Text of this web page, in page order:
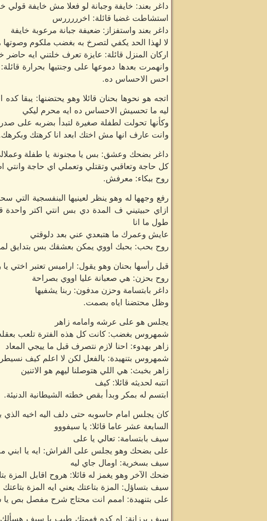
داغر بعند: خايفة وجبانة لو فعلا مش خايفة قولي
استشاطت غضبا قائلة: اخرررررس
داغر بعند واستفزاز: ضعيفة جبانة مرعوبة خايفة
لا لهذا الحد يكفي لتصرخ به بغضب ملكوم وصوتها
اركان المنزل قائلة: عايزة تعرف خلتني ايه
وانهمرت بعدها دموعها على وجنتيها بحرارة
احس الاحساس ده.
اتجه هو نحوها بحنان قائلا وهو يحتضنها: يبقا
ليه ما تحسيش الاحساس ده ايه محرم ليكي
وكأنها تحولت لطفلة صغيرة لتبدأ بضربه على
وانت عارف انها مش اختك ابعد انا كرهتك
داغر بضحك وعشق: بس يا مجنونة يا طفلة وعملالي
كل حاجة وتعاقبي وتقتلي وتعملي اي حاجة
روح ببكاء: معرفش.
رفع وجهها له وهو ينظر لعينيها البنفسجية
ازاي حبيتيني ف المدة دي بس انتي اكتر واحدة
طول ما انا
عايش وعمرك ما هتبعدي عني بعد دلوقتي
روح بحب: بحبك اووي يمكن بعشقك بس بتدايق لما
قبل رأسها بحنان وهو يقول: اراميس تعتبر اختي
روح بحزن: هي صعبانة عليا اووي بصراحة
داغر بابتسامة وحزن مدفون: ربنا يشفيها
وظل محتضنا اياه بصمت.
يجلس هو على عرشه وامامه زاهر
شمهروس بغضب: كانت كل هذه الفترة تلعب بعقله
زاهر بهدوء: احنا لازم نتصرف قبل ما ييجي المعاد
شمهروس بتنهيدة: بالفعل لكن لا اعلم كيف
زاهر بخبث: هي اللي هتوصلنا ليهم هو الاتنين
انتبه لحديثه قائلا: كيف
ابتسم له بمكر وبدأ بقص خطته الشيطانية الدنيئة.
كان يجلس امام حاسوبه حتى دلف اليه اخيه الذي
السابعة عشر عاما قائلا: يا سيفووو
سيف بابتسامة: تعالي يا على
على بضحك وهو يجلس على الفراش: ايه يا
سيف بسخرية: اومال جاي ليه
ضحك الآخر وهو يغمز له قائلا: هروح اقابل المزة
سيف بتساؤل: المزة بتاعتك يعني ايه المزة بتاعتك
على بتنهيدة: اممم انت محتاج شرح مفصل بص يا
سيف برزانة: اه كده فهمتك طيب يا سيف هسألك